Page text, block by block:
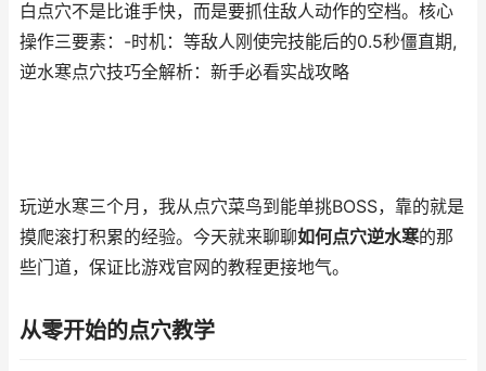
白点穴不是比谁手快，而是要抓住敌人动作的空档。核心
操作三要素：-时机：等敌人刚使完技能后的0.5秒僵直期,
逆水寒点穴技巧全解析：新手必看实战攻略
玩逆水寒三个月，我从点穴菜鸟到能单挑BOSS，靠的就是
摸爬滚打积累的经验。今天就来聊聊如何点穴逆水寒的那
些门道，保证比游戏官网的教程更接地气。
从零开始的点穴教学